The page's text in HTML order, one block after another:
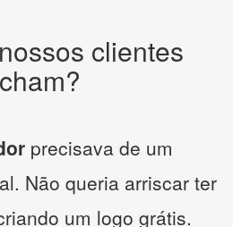
clientes
precisava de um
Não queria arriscar ter
um logo grátis.